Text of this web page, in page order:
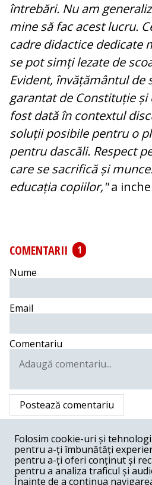
întrebări. Nu am
mine să fac acest lucru.
cadre didactice dedicate
se pot simți lezate de
Evident, învățământul de
garantat de Constituție și
fost dată în contextul
soluții posibile pentru o
pentru dascăli. Respect
care se sacrifică și
educația copiilor,"a
COMENTARII
1
Nume
Email
Comentariu
Postează comentariu
Da, unii profesori ...isi bat joc de
nu sta stralucit in raport cu
vremurile : " Acces direct " " La
dragoste " " Show pacatos " "
Folosim cookie-uri și
pentru a-ți îmbunătăți
pentru a-ți oferi conținut și
pentru a analiza traficul și
Înainte de a continua